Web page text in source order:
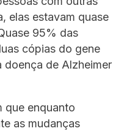
elas estavam quase
95% das
cópias do gene
doença de Alzheimer
que enquanto
as mudanças